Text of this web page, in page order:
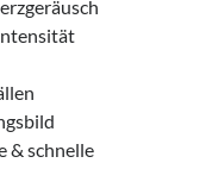
& schnelle